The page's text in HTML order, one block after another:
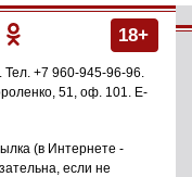
18+
. Тел. +7 960-945-96-96
51, оф. 101
. E-
(в Интернете -
если не